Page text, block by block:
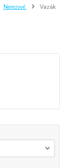
Nerezové
Vazák